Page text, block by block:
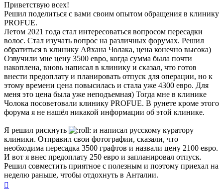
Приветствую всех!
Решил поделиться с вами своим опытом обращения в клинику
PROFUE.
Летом 2021 года стал интересоваться вопросом пересадки
волос. Стал изучать вопрос на различных форумах. Решил
обратиться в клинику Айхана Чолака, цена конечно высока)
Озвучили мне цену 3500 евро, когда сумма была почти
накоплена, вновь написал в клинику и сказал, что готов
внести предоплату и планировать отпуск для операции, но к
этому времени цена повысилась и стала уже 4300 евро. Для
меня это цена была уже неподъемная) Тогда мне в клинике
Чолока посоветовали клинику PROFUE. В рунете кроме этого
форума я не нашёл никакой информации об этой клинике.
Я решил рискнуть
и написал русскому куратору
клиники. Отправил свои фотографии, сказали, что
необходима пересадка 3500 графтов и назвали цену 2100 евро.
И вот я внес предоплату 250 евро и запланировал отпуск.
Решил совместить приятное с полезным и поэтому приехал на
неделю раньше, чтобы отдохнуть в Анталии.